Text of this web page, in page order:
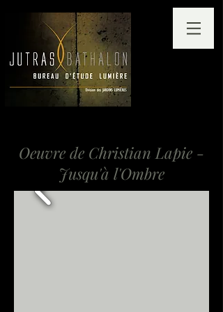
Oeuvre de Christian Lapie -
Jusqu'à l'Ombre